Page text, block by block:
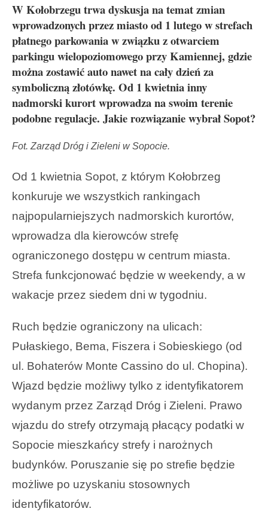
W Kołobrzegu trwa dyskusja na temat zmian
wprowadzonych przez miasto od 1 lutego w strefach
płatnego parkowania w związku z otwarciem
parkingu wielopoziomowego przy Kamiennej, gdzie
można zostawić auto nawet na cały dzień za
symboliczną złotówkę. Od 1 kwietnia inny
nadmorski kurort wprowadza na swoim terenie
podobne regulacje. Jakie rozwiązanie wybrał Sopot?
Fot. Zarząd Dróg i Zieleni w Sopocie.
Od 1 kwietnia Sopot, z którym Kołobrzeg
konkuruje we wszystkich rankingach
najpopularniejszych nadmorskich kurortów,
wprowadza dla kierowców strefę
ograniczonego dostępu w centrum miasta.
Strefa funkcjonować będzie w weekendy, a w
wakacje przez siedem dni w tygodniu.
Ruch będzie ograniczony na ulicach:
Pułaskiego, Bema, Fiszera i Sobieskiego (od
ul. Bohaterów Monte Cassino do ul. Chopina).
Wjazd będzie możliwy tylko z identyfikatorem
wydanym przez Zarząd Dróg i Zieleni. Prawo
wjazdu do strefy otrzymają płacący podatki w
Sopocie mieszkańcy strefy i narożnych
budynków. Poruszanie się po strefie będzie
możliwe po uzyskaniu stosownych
identyfikatorów.